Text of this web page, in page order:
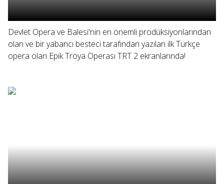
Devlet Opera ve Balesi'nin en önemli prodüksiyonlarından
olan ve bir yabancı besteci tarafından yazılan ilk Türkçe
opera olan Epik Troya Operası TRT 2 ekranlarında!